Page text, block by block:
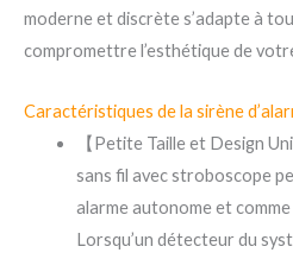
moderne et discrète s’adapte à
compromettre l’esthétique de
Caractéristiques de la sirène
【Petite Taille et Design
sans fil avec stroboscope
alarme autonome et comme
Lorsqu’un détecteur du